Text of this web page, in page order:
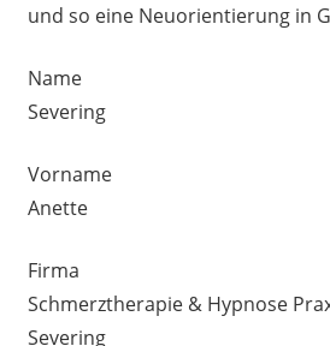
und so eine Neuorientierung in
Name
Severing
Vorname
Anette
Firma
Schmerztherapie & Hypnose
Severing